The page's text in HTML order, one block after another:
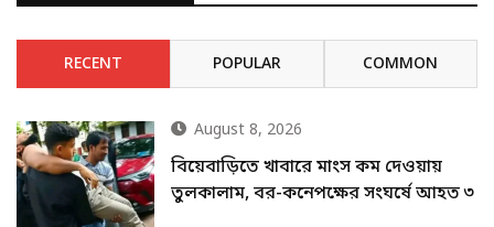
RECENT POPULAR COMMON
August 8, 2026
বিয়েবাড়িতে খাবারে মাংস কম দেওয়ায়
তুলকালাম, বর-কনেপক্ষের সংঘর্ষে আহত ৩